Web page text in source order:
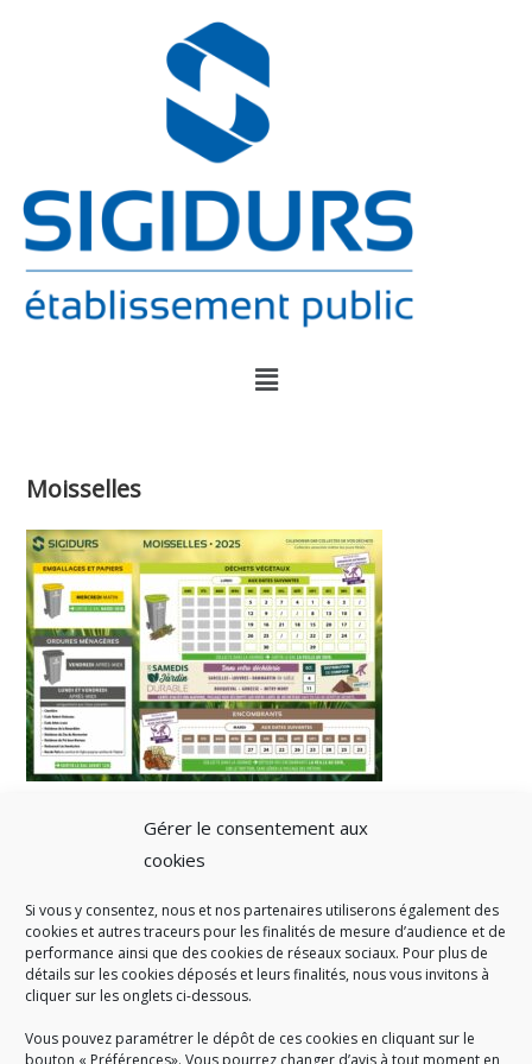
Gérer le consentement aux
cookies
Si vous y consentez, nous et nos partenaires utiliserons également des
cookies et autres traceurs pour les finalités de mesure d’audience et de
performance ainsi que des cookies de réseaux sociaux. Pour plus de
détails sur les cookies déposés et leurs finalités, nous vous invitons à
cliquer sur les onglets ci-dessous.
Vous pouvez paramétrer le dépôt de ces cookies en cliquant sur le
bouton « Préférences». Vous pourrez changer d’avis à tout moment en
Moisselles
A SAVOIR
Créé en 1978, le Sigidurs est un établissement public quiexerce
des missions de service public : la prévention, la collecte et la
valorisation des déchets ménagers et assimilés produits par son
territoire.